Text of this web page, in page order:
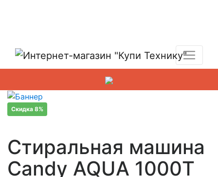
Скидка 8%
Стиральная машина
Candy AQUA 1000T